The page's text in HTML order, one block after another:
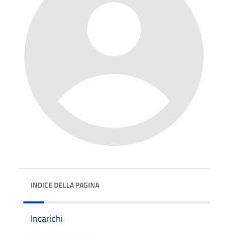
INDICE DELLA PAGINA
Incarichi